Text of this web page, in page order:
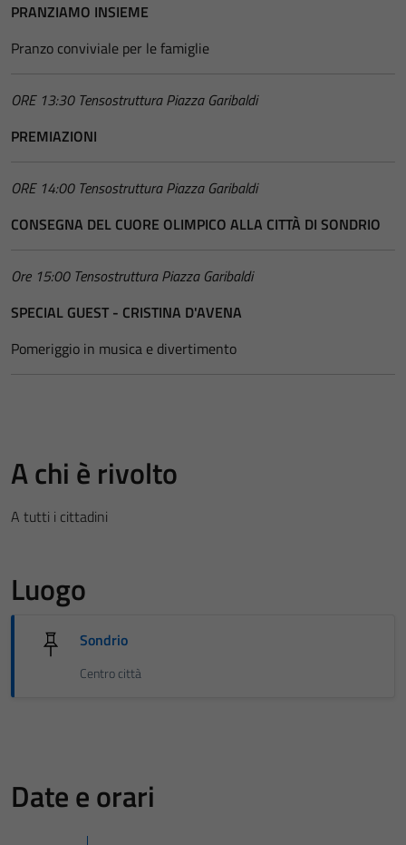
PRANZIAMO INSIEME
Pranzo conviviale per le famiglie
ORE 13:30 Tensostruttura Piazza Garibaldi
PREMIAZIONI
ORE 14:00 Tensostruttura Piazza Garibaldi
CONSEGNA DEL CUORE OLIMPICO ALLA CITTÀ DI SONDRIO
Ore 15:00 Tensostruttura Piazza Garibaldi
SPECIAL GUEST - CRISTINA D'AVENA
Pomeriggio in musica e divertimento
A chi è rivolto
A tutti i cittadini
Luogo
Sondrio
Centro città
Date e orari